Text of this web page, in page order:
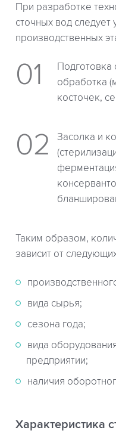
При разработке
сточных вод следует
производственных
Подготовка
обработка
косточек,
Засолка и
Таким образом,
зависит от
вида сырья;
сезона года;
вида
предприятии;
наличия
Характеристика